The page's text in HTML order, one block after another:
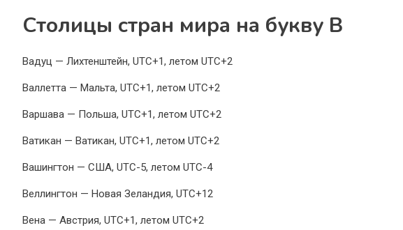
Столицы стран мира на букву В
Вадуц — Лихтенштейн, UTC+1, летом UTC+2
Валлетта — Мальта, UTC+1, летом UTC+2
Варшава — Польша, UTC+1, летом UTC+2
Ватикан — Ватикан, UTC+1, летом UTC+2
Вашингтон — США, UTC-5, летом UTC-4
Веллингтон — Новая Зеландия, UTC+12
Вена — Австрия, UTC+1, летом UTC+2